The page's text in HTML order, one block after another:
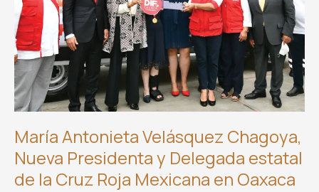
María Antonieta Velásquez Chagoya,
Nueva Presidenta y Delegada estatal
de la Cruz Roja Mexicana en Oaxaca